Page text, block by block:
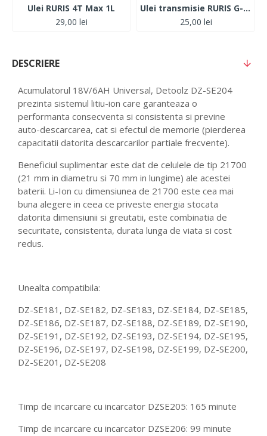
Ulei RURIS 4T Max 1L
29,00 lei
Ulei transmisie RURIS G-Tronic 1L
25,00 lei
DESCRIERE
Acumulatorul 18V/6AH Universal, Detoolz DZ-SE204
prezinta sistemul litiu-ion care garanteaza o
performanta consecventa si consistenta si previne
auto-descarcarea, cat si efectul de memorie (pierderea
capacitatii datorita descarcarilor partiale frecvente).
Beneficiul suplimentar este dat de celulele de tip 21700
(21 mm in diametru si 70 mm in lungime) ale acestei
baterii. Li-Ion cu dimensiunea de 21700 este cea mai
buna alegere in ceea ce priveste energia stocata
datorita dimensiunii si greutatii, este combinatia de
securitate, consistenta, durata lunga de viata si cost
redus.
Unealta compatibila:
DZ-SE181, DZ-SE182, DZ-SE183, DZ-SE184, DZ-SE185,
DZ-SE186, DZ-SE187, DZ-SE188, DZ-SE189, DZ-SE190,
DZ-SE191, DZ-SE192, DZ-SE193, DZ-SE194, DZ-SE195,
DZ-SE196, DZ-SE197, DZ-SE198, DZ-SE199, DZ-SE200,
DZ-SE201, DZ-SE208
Timp de incarcare cu incarcator DZSE205: 165 minute
Timp de incarcare cu incarcator DZSE206: 99 minute